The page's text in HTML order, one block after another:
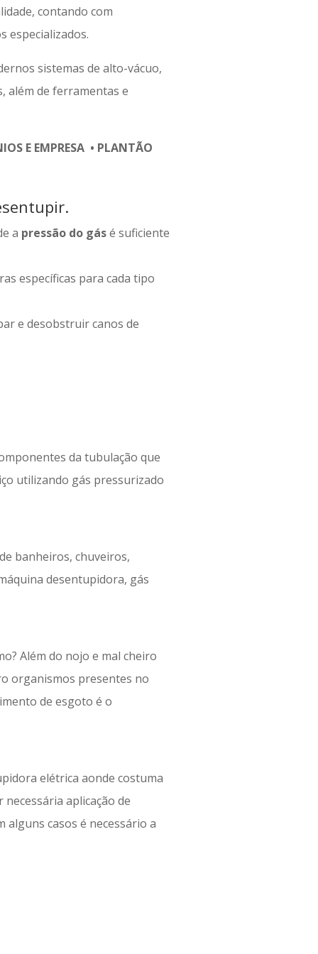
contando com
especializados.
sistemas de alto-vácuo,
além de ferramentas e
E EMPRESA • PLANTÃO
a pressão do gásé suficiente
específicas para cada tipo
e desobstruir canos de
da tubulação que
utilizando gás pressurizado
banheiros, chuveiros,
desentupidora, gás
Além do nojo e mal cheiro
organismos presentes no
de esgoto é o
elétrica aonde costuma
aplicação de
casos é necessário a